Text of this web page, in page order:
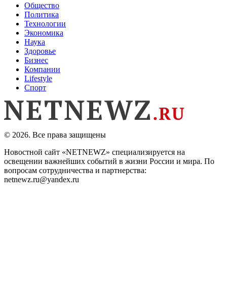
Общество
Политика
Технологии
Экономика
Наука
Здоровье
Бизнес
Компании
Lifestyle
Спорт
© 2026. Все права защищены
Новостной сайт «NETNEWZ» специализируется на
освещении важнейших событий в жизни России и мира. По
вопросам сотрудничества и партнерства:
netnewz.ru@yandex.ru